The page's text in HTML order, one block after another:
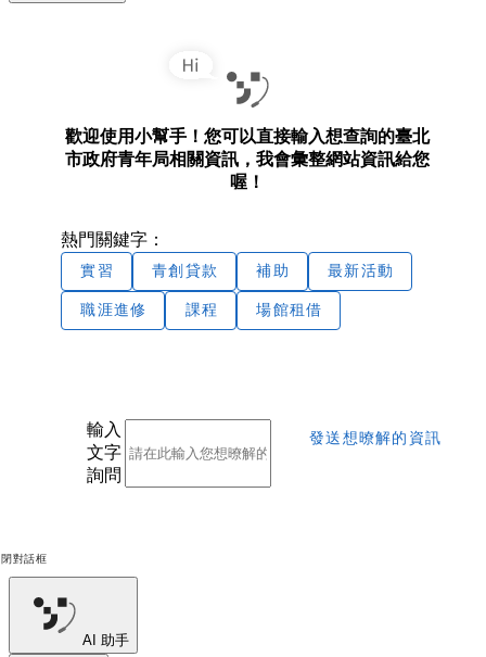
歡迎使用小幫手！您可以直接輸入想查詢的臺北
市政府青年局相關資訊，我會彙整網站資訊給您
喔！
熱門關鍵字：
實習 青創貸款 補助 最新活動
職涯進修 課程 場館租借
輸入
文字
詢問
發送想暸解的資訊
對話框
AI 助手